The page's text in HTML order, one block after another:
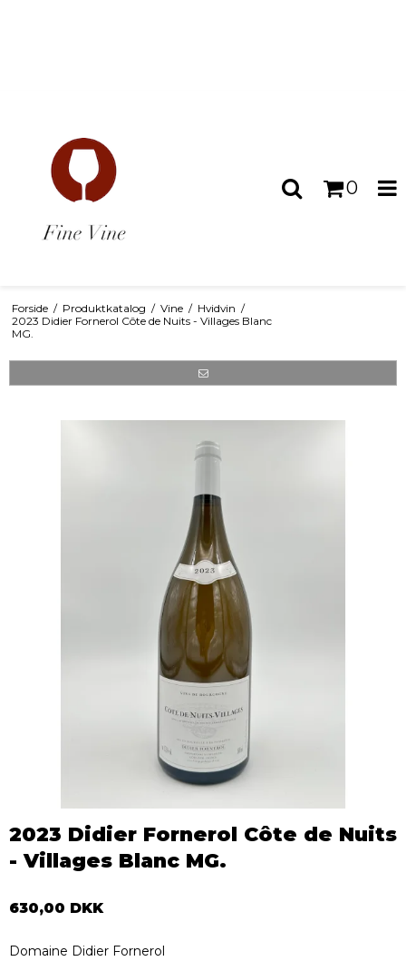
0
Forside / Produktkatalog / Vine / Hvidvin /
2023 Didier Fornerol Côte de Nuits - Villages Blanc
MG.
2023 Didier Fornerol Côte de Nuits
- Villages Blanc MG.
630,00 DKK
Domaine Didier Fornerol